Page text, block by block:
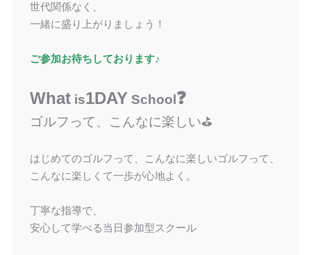
世代関係なく、
一緒に盛り上がりましょう！
ご参加お待ちしております♪
Whatis1DAY School ❓
ゴルフって、こんなに楽しい⛳️
はじめてのゴルフって、こんなに楽しいゴルフって、
こんなに楽しくて一歩が心地よく。
丁寧な指導で、
安心して学べる当日参加型スクール